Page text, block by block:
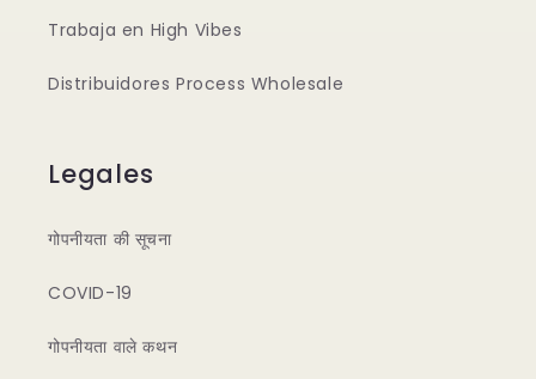
Trabaja en High Vibes
Distribuidores Process Wholesale
Legales
गोपनीयता की सूचना
COVID-19
गोपनीयता वाले कथन